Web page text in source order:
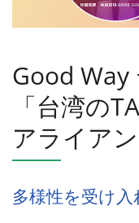
Good
「台湾の
アライア
多様性を受け